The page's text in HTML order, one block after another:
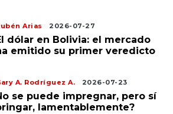
Arias 2026-07-27
dólar en Bolivia: el mercado
emitido su primer veredicto
A. Rodríguez A. 2026-07-23
se puede impregnar, pero sí
lamentablemente?